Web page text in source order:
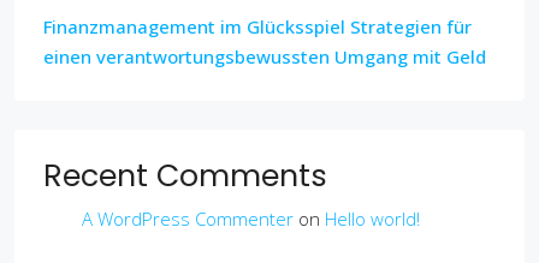
Finanzmanagement im Glücksspiel Strategien für
einen verantwortungsbewussten Umgang mit Geld
Recent Comments
A WordPress Commenter on Hello world!